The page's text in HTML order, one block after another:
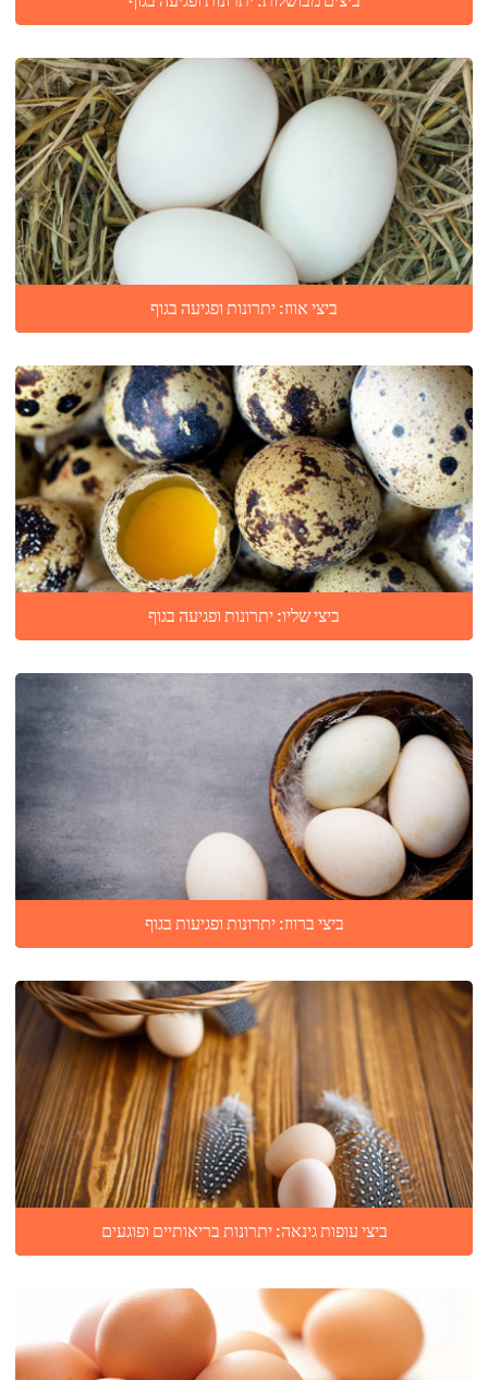
ביצי אווז: יתרונות ופגיעה בגוף
ביצי שליו: יתרונות ופגיעה בגוף
ביצי ברווז: יתרונות ופגיעות בגוף
ביצי עופות גינאה: יתרונות בריאותיים ופוגעים